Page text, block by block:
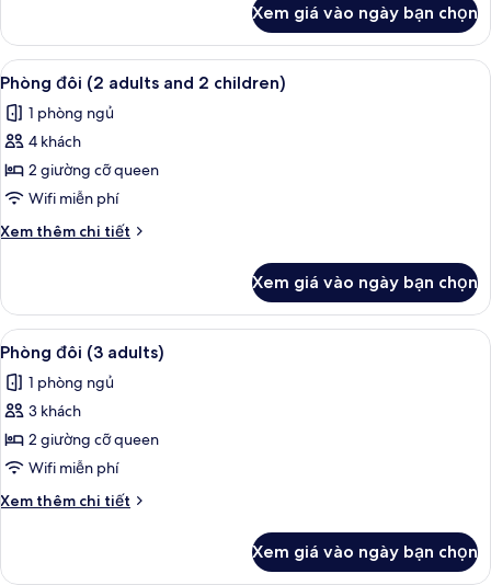
1
child)
Phòng
đôi
(2
adults
and
Xem giá vào ngày bạn chọn
Xem
tất
cả
ảnh
Phòng
đôi
(2
adults
2
children)
Két bảo mật tại phòng, bàn, màn/
4
Phòng đôi (2 adults and 2 children)
1 phòng ngủ
4 khách
2 giường cỡ queen
Wifi miễn phí
Xem thêm chi tiết
Chi
Phòng
đôi
(2
adults
and
2
Xem giá vào ngày bạn chọn
Xem
tất
cả
ảnh
Phòng
đôi
(3
adults)
Két bảo mật tại phòng, bàn, màn/
4
Phòng đôi (3 adults)
1 phòng ngủ
3 khách
2 giường cỡ queen
Wifi miễn phí
Xem thêm chi tiết
Chi
Phòng
Xem giá vào ngày bạn chọn